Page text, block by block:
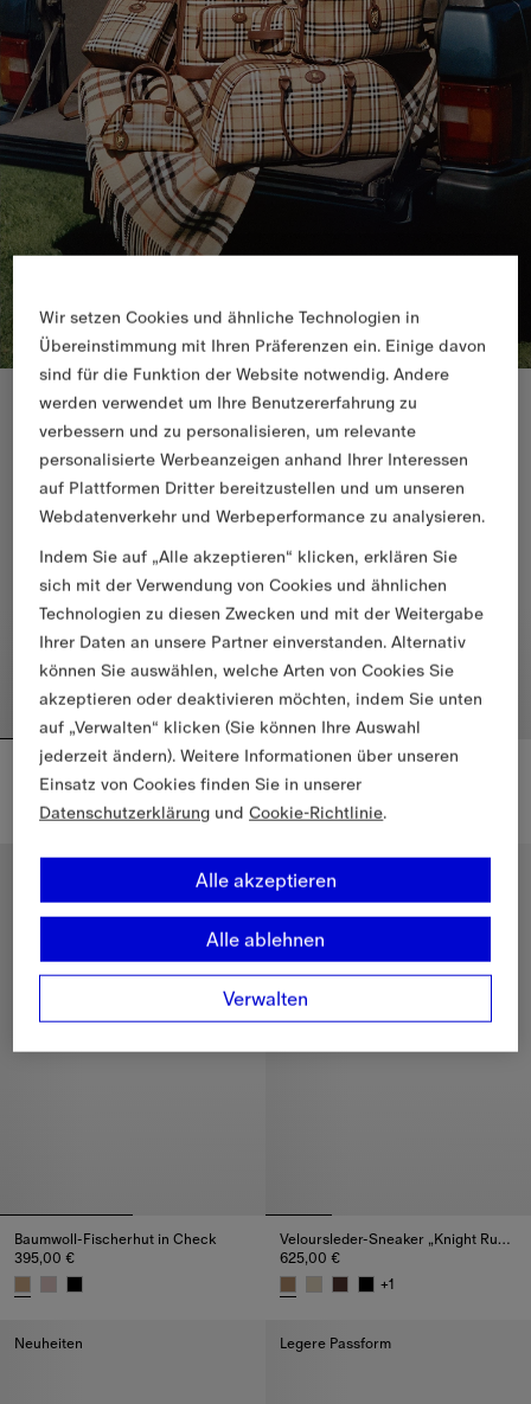
Harrington-Jacke aus Gabardine
1.690,00 €
Schmale Passform
Baumwoll-T-Shirt mit Knight
395,00 €
Baumwoll-Fischerhut in Check
395,00 €
Veloursleder-Sneaker „Knight Runner“
625,00 €
+1
Neuheiten Legere Passform
Wir setzen Cookies und ähnliche Technologien in
Übereinstimmung mit Ihren Präferenzen ein. Einige davon
sind für die Funktion der Website notwendig. Andere
werden verwendet um Ihre Benutzererfahrung zu
verbessern und zu personalisieren, um relevante
personalisierte Werbeanzeigen anhand Ihrer Interessen
auf Plattformen Dritter bereitzustellen und um unseren
Webdatenverkehr und Werbeperformance zu analysieren.
Indem Sie auf „Alle akzeptieren“ klicken, erklären Sie
sich mit der Verwendung von Cookies und ähnlichen
Technologien zu diesen Zwecken und mit der Weitergabe
Ihrer Daten an unsere Partner einverstanden. Alternativ
können Sie auswählen, welche Arten von Cookies Sie
akzeptieren oder deaktivieren möchten, indem Sie unten
auf „Verwalten“ klicken (Sie können Ihre Auswahl
jederzeit ändern). Weitere Informationen über unseren
Einsatz von Cookies finden Sie in unserer
Datenschutzerklärung undCookie-Richtlinie.
Verwalten
Alle ablehnen
Alle akzeptieren